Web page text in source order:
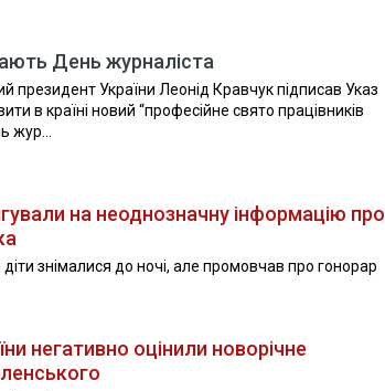
День журналіста
президент України Леонід Кравчук підписав Указ
в країні новий “професійне свято працівників
жур...
на неоднозначну інформацію про
знімалися до ночі, але промовчав про гонорар
негативно оцінили новорічне